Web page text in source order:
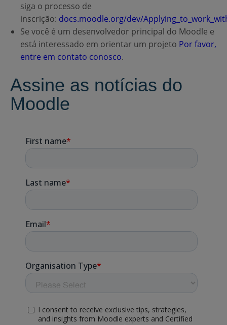
siga o processo de
inscrição: docs.moodle.org/dev/
Se você é um desenvolvedor principal do Moodle e
está interessado em orientar um projeto Por favor,
entre em contato conosco.
Assine as notícias do
Moodle